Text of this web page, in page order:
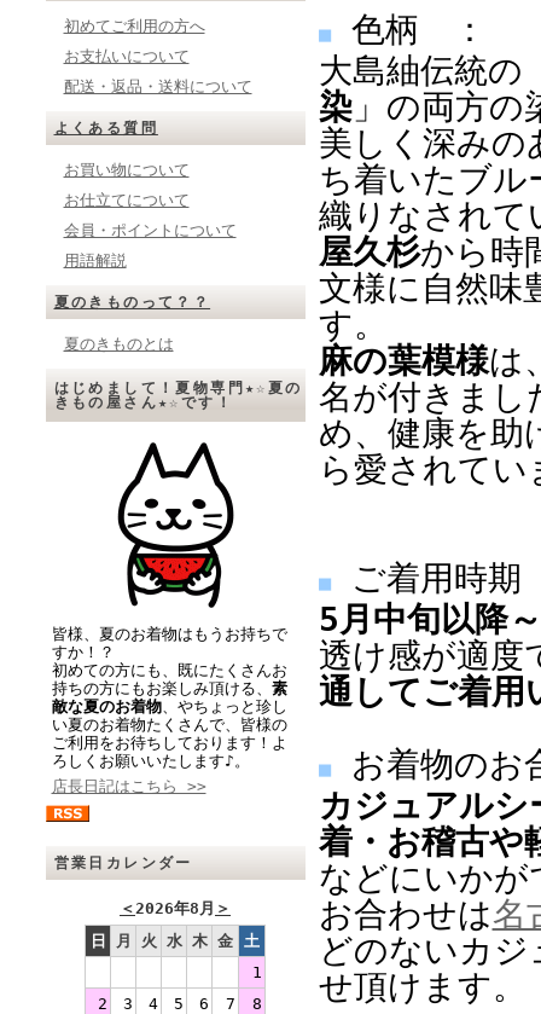
初めてご利用の方へ
お支払いについて
配送・返品・送料について
よくある質問
お買い物について
お仕立てについて
会員・ポイントについて
用語解説
夏のきものって？？
夏のきものとは
はじめまして！夏物専門★☆夏の
きもの屋さん★☆です！
皆様、夏のお着物はもうお持ちで
すか！？
初めての方にも、既にたくさんお
持ちの方にもお楽しみ頂ける、 素
敵な夏のお着物、やちょっと珍し
い夏のお着物たくさんで、皆様の
ご利用をお待ちしております！よ
ろしくお願いいたします♪。
店長日記はこちら >>
営業日カレンダー
＜2026年8月 ＞
日
月 火 水 木 金 土
1
2
3 4 5 6 7
8
■ 色柄 ：
大島紬伝統の
染」の両方の
美しく深みの
ち着いたブル
織りなされて
屋久杉から時
文様に自然味
す。
麻の葉模様は
名が付きまし
め、健康を助
ら愛されてい
■
ご着用時
5月中旬以降
透け感が適度
通してご着用
■
お着物の
カジュアルシ
着・お稽古や
などにいかが
お合わせは名
どのないカ
せ頂けます。